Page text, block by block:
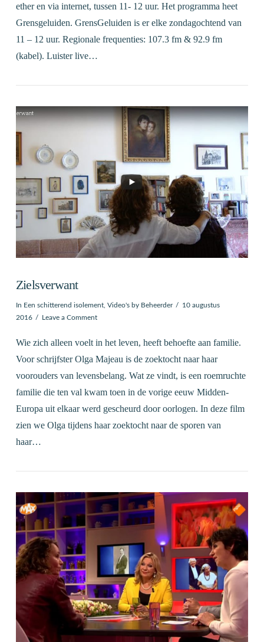
VIEW POST
ether en via internet, tussen 11- 12 uur. Het programma heet
Grensgeluiden. GrensGeluiden is er elke zondagochtend van
11 – 12 uur. Regionale frequenties: 107.3 fm & 92.9 fm
(kabel). Luister live…
Zielsverwant
In Een schitterend isolement, Video'sby Beheerder
10 augustus
2016
Leave a Comment
Wie zich alleen voelt in het leven, heeft behoefte aan familie.
Voor schrijfster Olga Majeau is de zoektocht naar haar
voorouders van levensbelang. Wat ze vindt, is een roemruchte
familie die ten val kwam toen in de vorige eeuw Midden-
Europa uit elkaar werd gescheurd door oorlogen. In deze film
zien we Olga tijdens haar zoektocht naar de sporen van
haar…